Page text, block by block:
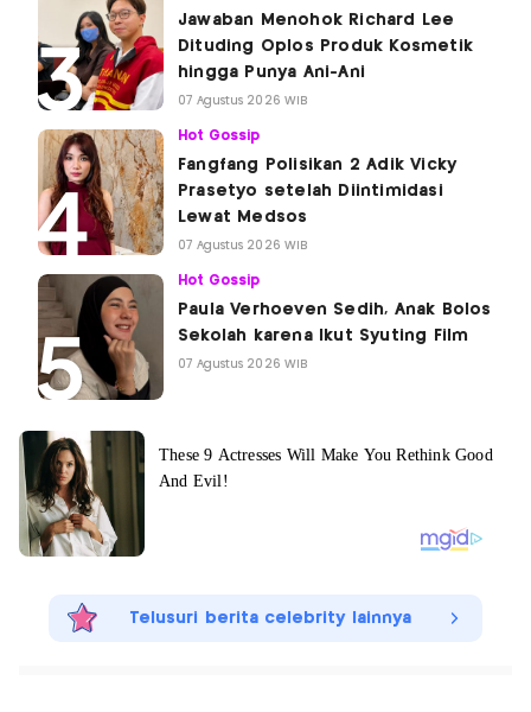
Jawaban Menohok Richard Lee
Dituding Oplos Produk Kosmetik
hingga Punya Ani-Ani
07 Agustus 2026 WIB
Hot Gossip
Fangfang Polisikan 2 Adik Vicky
Prasetyo setelah Diintimidasi
Lewat Medsos
07 Agustus 2026 WIB
Hot Gossip
Paula Verhoeven Sedih, Anak Bolos
Sekolah karena Ikut Syuting Film
07 Agustus 2026 WIB
Telusuri berita celebrity lainnya